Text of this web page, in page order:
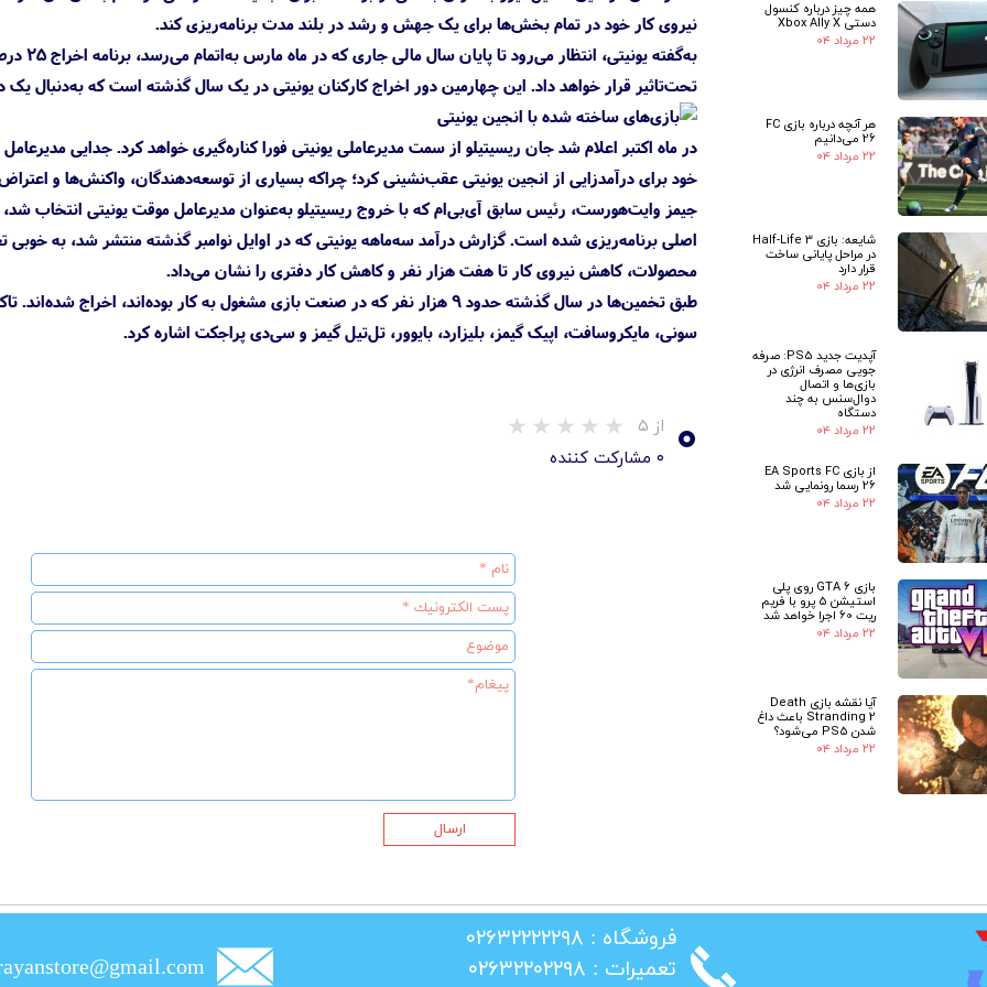
نیروی کار خود در تمام بخش‌ها برای یک جهش و رشد در بلند مدت برنامه‌ریزی کند.
تحت‌تاثیر قرار خواهد داد. این چهارمین دور اخراج کارکنان یونیتی در یک سال گذشته است که به‌دنبال
در ماه اکتبر اعلام شد جان ریسیتیلو از سمت مدیرعاملی یونیتی فورا کناره‌گیری خواهد کرد. جدایی
خود برای درآمدزایی از انجین یونیتی عقب‌نشینی کرد؛ چراکه بسیاری از توسعه‌دهندگان، واکنش‌ها و
جیمز وایت‌هورست، رئیس سابق آی‌بی‌ام که با خروج ریسیتیلو به‌عنوان مدیرعامل موقت یونیتی انتخاب
اصلی برنامه‌ریزی شده است. گزارش درآمد سه‌ماهه یونیتی که در اوایل نوامبر گذشته منتشر شد، به
محصولات، کاهش نیروی کار تا هفت هزار نفر و کاهش کار دفتری را نشان می‌داد.
طبق تخمین‌ها در سال گذشته حدود ۹ هزار نفر که در صنعت بازی مشغول به کار
سونی، مایکروسافت، اپیک گیمز، بلیزارد، بایوور، تل‌تیل گیمز و سی‌دی پراجکت اشاره کرد.
۰ از ۵
۰ مشارکت کننده
همه چیز درباره کنسول
دستی Xbox Ally X
۲۲ مرداد ۰۴
هر آنچه درباره بازی FC
26 می‌دانیم
۲۲ مرداد ۰۴
شایعه: بازی Half-Life 3
در مراحل پایانی ساخت
قرار دارد
۲۲ مرداد ۰۴
آپدیت جدید PS5: صرفه
جویی مصرف انرژی در
بازی‌ها و اتصال
دوال‌سنس به چند
دستگاه
۲۲ مرداد ۰۴
از بازی EA Sports FC
26 رسما رونمایی شد
۲۲ مرداد ۰۴
بازی GTA 6 روی پلی
استیشن 5 پرو با فریم
ریت 60 اجرا خواهد شد
۲۲ مرداد ۰۴
آیا نقشه بازی Death
Stranding 2 باعث داغ
شدن PS5 می‌شود؟
۲۲ مرداد ۰۴
ارسال
​فروشگاه : ۰۲۶۳۲۲۲۲۲۹۸
​تعمیرات : ۰۲۶۳۲۲۰۲۲۹۸